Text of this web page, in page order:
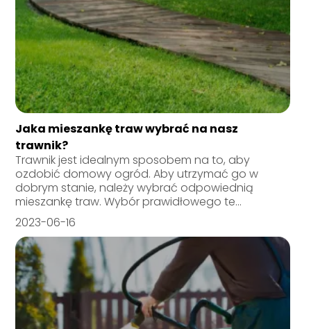
Jaka mieszankę traw wybrać na nasz
trawnik?
Trawnik jest idealnym sposobem na to, aby
ozdobić domowy ogród. Aby utrzymać go w
dobrym stanie, należy wybrać odpowiednią
mieszankę traw. Wybór prawidłowego te...
2023-06-16